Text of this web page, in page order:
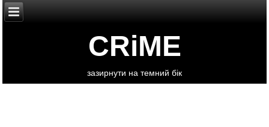
CRiME
зазирнути на темний бік